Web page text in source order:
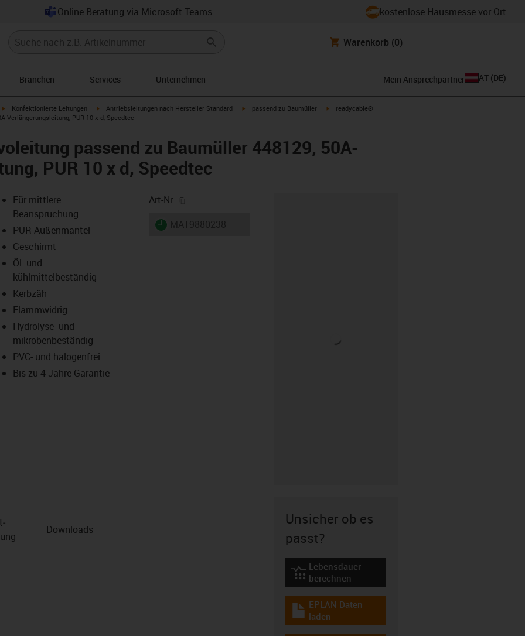
Online Beratung via Microsoft Teams kostenlose Hausmesse vor Ort
Warenkorb (0)
Branchen Services Unternehmen Mein Ansprechpartner AT (DE)
igus-icon-arrow-right
Konfektionierte Leitungen igus-icon-arrow-right
Antriebsleitungen nach Hersteller Standard igus-icon-arrow-right
passend zu Baumüller igus-icon-arrow-right
readycable®
Verlängerungsleitung, PUR 10 x d, Speedtec
passend zu Baumüller 448129, 50A-
PUR 10 x d, Speedtec
icon-lupe
icon-lupe
Für mittlere
Beanspruchung
PUR-Außenmantel
Geschirmt
Öl- und
kühlmittelbeständig
Kerbzäh
Flammwidrig
Hydrolyse- und
mikrobenbeständig
PVC- und halogenfrei
Bis zu 4 Jahre Garantie
Art-Nr.
igus-icon-lieferzeit
Downloads
Unsicher ob es
passt?
igus-icon-lebensdauerrechner
Lebensdauer
berechnen
igus-icon-download-plan
EPLAN Daten
laden